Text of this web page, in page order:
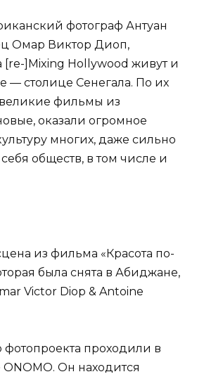
фотограф Антуан
Омар Виктор Диоп,
[re-]Mixing Hollywood живут и
— столице Сенегала. По их
фильмы из
оказали огромное
многих, даже сильно
обществ, в том числе и
из фильма «Красота по-
была снята в Абиджане,
Victor Diop & Antoine
фотопроекта проходили в
Он находится